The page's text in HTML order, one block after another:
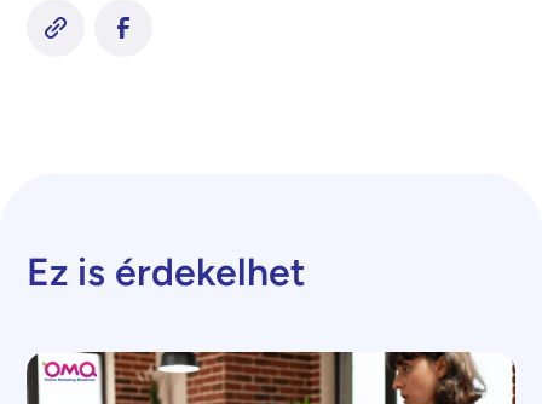
Ez is érdekelhet